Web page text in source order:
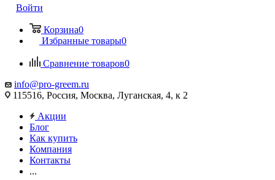
Войти
Корзина0
Избранные товары0
Сравнение товаров0
info@pro-greem.ru
115516, Россия, Москва, Луганская, 4, к 2
Акции
Блог
Как купить
Компания
Контакты
...